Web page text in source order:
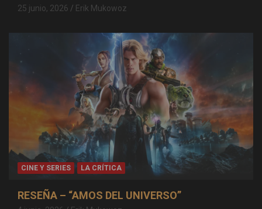
25 junio, 2026 Erik Mukowoz
CINE Y SERIES LA CRÍTICA
RESEÑA – “AMOS DEL UNIVERSO”